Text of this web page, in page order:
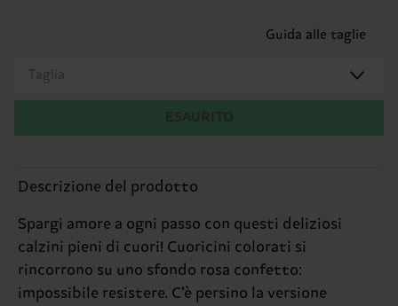
Guida alle taglie
Taglia
Descrizione del prodotto
Spargi amore a ogni passo con questi deliziosi
calzini pieni di cuori! Cuoricini colorati si
rincorrono su uno sfondo rosa confetto:
impossibile resistere. C’è persino la versione